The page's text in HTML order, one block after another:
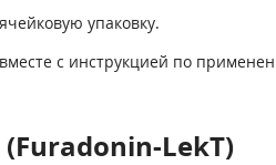
упаковку.
с инструкцией по
LekT)